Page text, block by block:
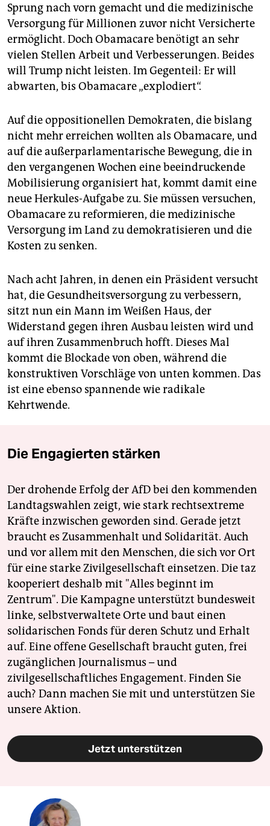
Sprung nach vorn gemacht und die medizinische
Versorgung für Millionen zuvor nicht Versicherte
ermöglicht. Doch Obamacare benötigt an sehr
vielen Stellen Arbeit und Verbesserungen. Beides
will Trump nicht leisten. Im Gegenteil: Er will
abwarten, bis Obamacare „explodiert“.
Auf die oppositionellen Demokraten, die bislang
nicht mehr erreichen wollten als Obamacare, und
auf die außerparlamentarische Bewegung, die in
den vergangenen Wochen eine beeindruckende
Mobilisierung organisiert hat, kommt damit eine
neue Herkules-Aufgabe zu. Sie müssen versuchen,
Obamacare zu reformieren, die medizinische
Versorgung im Land zu demokratisieren und die
Kosten zu senken.
Nach acht Jahren, in denen ein Präsident versucht
hat, die Gesundheitsversorgung zu verbessern,
sitzt nun ein Mann im Weißen Haus, der
Widerstand gegen ihren Ausbau leisten wird und
auf ihren Zusammenbruch hofft. Dieses Mal
kommt die Blockade von oben, während die
konstruktiven Vorschläge von unten kommen. Das
ist eine ebenso spannende wie radikale
Kehrtwende.
Die Engagierten stärken
Der drohende Erfolg der AfD bei den kommenden
Landtagswahlen zeigt, wie stark rechtsextreme
Kräfte inzwischen geworden sind. Gerade jetzt
braucht es Zusammenhalt und Solidarität. Auch
und vor allem mit den Menschen, die sich vor Ort
für eine starke Zivilgesellschaft einsetzen. Die taz
kooperiert deshalb mit "Alles beginnt im
Zentrum". Die Kampagne unterstützt bundesweit
linke, selbstverwaltete Orte und baut einen
solidarischen Fonds für deren Schutz und Erhalt
auf. Eine offene Gesellschaft braucht guten, frei
zugänglichen Journalismus – und
zivilgesellschaftliches Engagement. Finden Sie
auch? Dann machen Sie mit und unterstützen Sie
unsere Aktion.
Jetzt unterstützen